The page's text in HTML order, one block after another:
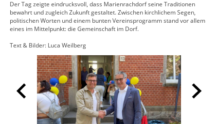
Der Tag zeigte eindrucksvoll, dass Marienrachdorf seine Traditionen
bewahrt und zugleich Zukunft gestaltet. Zwischen kirchlichem Segen,
politischen Worten und einem bunten Vereinsprogramm stand vor allem
eines im Mittelpunkt: die Gemeinschaft im Dorf.
Text & Bilder: Luca Weilberg